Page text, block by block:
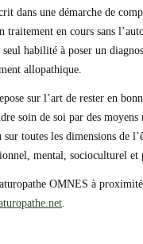
dans une démarche de
traitement en cours sans
habilité à poser un
allopathique.
sur l’art de rester en
soin de soi par des
toutes les dimensions de
mental, socioculturel et
OMNES à
.